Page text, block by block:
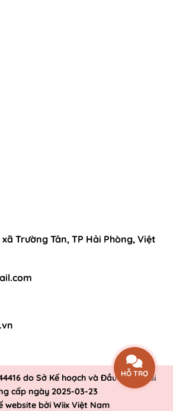
Trường Tân, TP Hải Phòng, Việt
do Sở Kế hoạch và Đầu tư Tp Hải
cấp ngày 2025-03-23
website bởi Wiix Việt Nam
HỖ TRỢ